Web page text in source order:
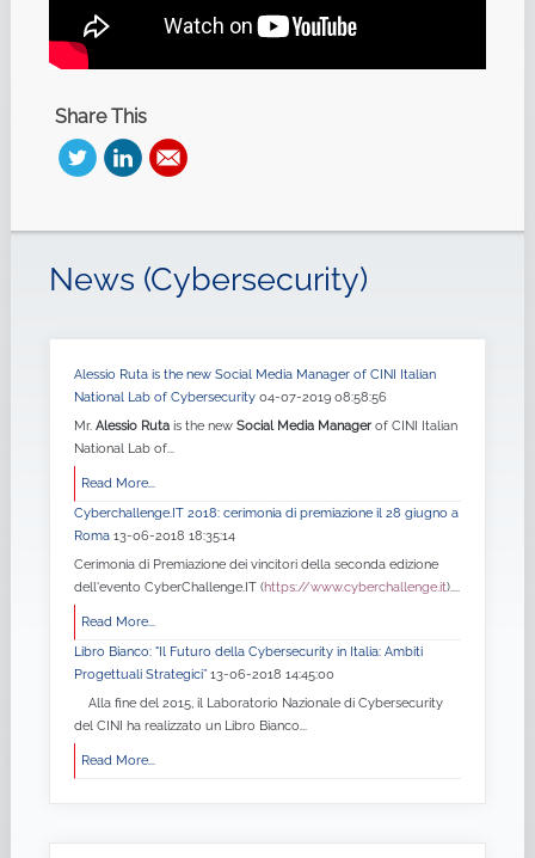
Share This
News (Cybersecurity)
Alessio Ruta is the new Social Media Manager of CINI Italian
National Lab of Cybersecurity 04-07-2019 08:58:56
Mr. Alessio Rutais the new Social Media Managerof CINI Italian
National Lab of...
Read More...
Cyberchallenge.IT 2018: cerimonia di premiazione il 28 giugno a
Roma 13-06-2018 18:35:14
Cerimonia di Premiazione dei vincitori della seconda edizione
dell'evento CyberChallenge.IT (https://www.cyberchallenge.it)....
Read More...
Libro Bianco: "Il Futuro della Cybersecurity in Italia: Ambiti
Progettuali Strategici” 13-06-2018 14:45:00
Alla fine del 2015, il Laboratorio Nazionale di Cybersecurity
del CINI ha realizzato un Libro Bianco...
Read More...